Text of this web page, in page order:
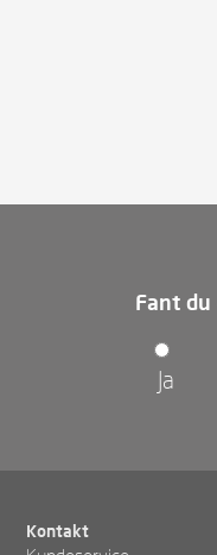
Fant
Ja
Kontakt